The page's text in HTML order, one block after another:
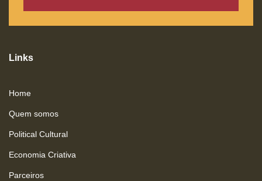
Links
Home
Quem somos
Political Cultural
Economia Criativa
Parceiros